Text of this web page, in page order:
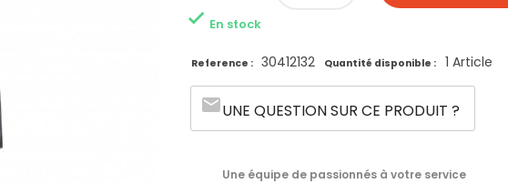
 En stock
Reference : 30412132 Quantité disponible : 1 Article
emailUNE QUESTION SUR CE PRODUIT ?
Une équipe de passionnés à votre service